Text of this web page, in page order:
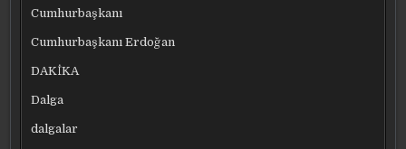
Cumhurbaşkanı
Cumhurbaşkanı Erdoğan
DAKİKA
Dalga
dalgalar